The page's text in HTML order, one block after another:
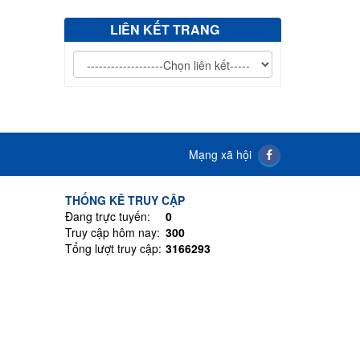
LIÊN KẾT TRANG
Mạng xã hội
THỐNG KÊ TRUY CẬP
Đang trực tuyến:
0
Truy cập hôm nay: 300
Tổng lượt truy cập: 3166293